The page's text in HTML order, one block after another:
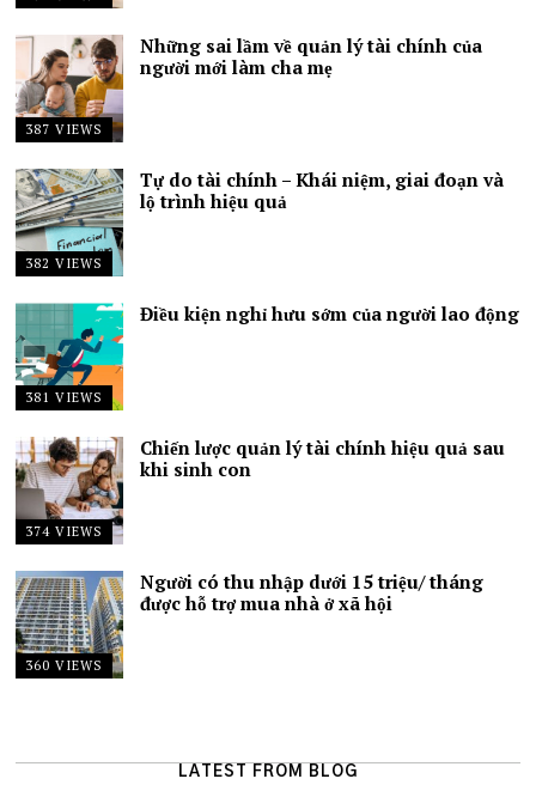
387 VIEWS
Những sai lầm về quản lý tài chính của
người mới làm cha mẹ
382 VIEWS
Tự do tài chính – Khái niệm, giai đoạn và
lộ trình hiệu quả
381 VIEWS
Điều kiện nghỉ hưu sớm của người lao động
374 VIEWS
Chiến lược quản lý tài chính hiệu quả sau
khi sinh con
360 VIEWS
Người có thu nhập dưới 15 triệu/ tháng
được hỗ trợ mua nhà ở xã hội
LATEST FROM BLOG